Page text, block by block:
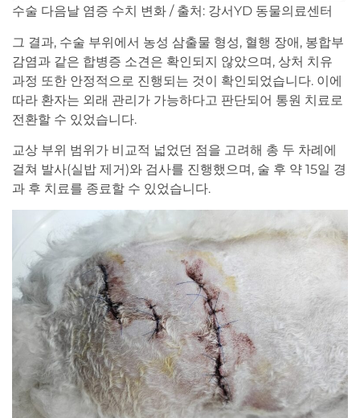
수술 다음날 염증 수치 변화 / 출처: 강서YD 동물의료센터
그 결과, 수술 부위에서 농성 삼출물 형성, 혈행 장애, 봉합부
감염과 같은 합병증 소견은 확인되지 않았으며, 상처 치유
과정 또한 안정적으로 진행되는 것이 확인되었습니다. 이에
따라 환자는 외래 관리가 가능하다고 판단되어 통원 치료로
전환할 수 있었습니다.
교상 부위 범위가 비교적 넓었던 점을 고려해 총 두 차례에
걸쳐 발사(실밥 제거)와 검사를 진행했으며, 술 후 약 15일 경
과 후 치료를 종료할 수 있었습니다.